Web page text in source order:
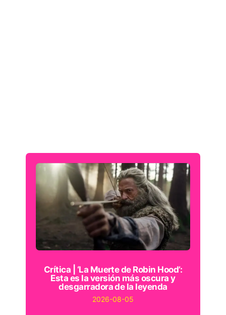
Crítica | ‘La Muerte de Robin Hood’:
Esta es la versión más oscura y
desgarradora de la leyenda
2026-08-05